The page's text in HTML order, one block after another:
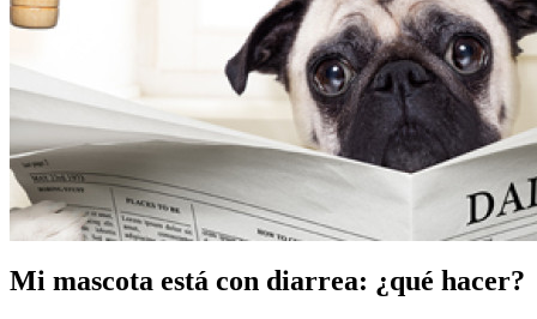
Mi mascota está con diarrea: ¿qué hacer?